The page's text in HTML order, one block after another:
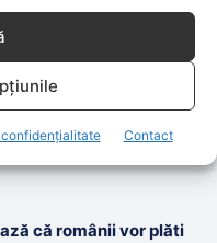
Contact
că românii vor plăti